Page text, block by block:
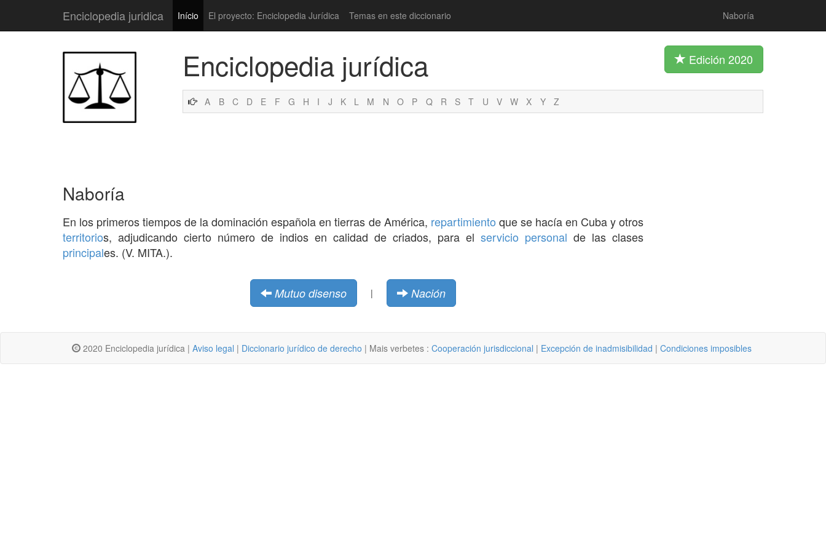
Enciclopedia juridica Início El proyecto: Enciclopedia Jurídica Temas en este diccionario Naboría
Enciclopedia jurídica Edición 2020
A B C D E F G H I J K L M N O P Q R S T U V W X Y Z
Naboría
En los primeros tiempos de la dominación española en tierras de América, repartimiento que se hacía en Cuba y otros
territorios, adjudicando cierto número de indios en calidad de criados, para el servicio personal de las clases
principales. (V. MITA.).
Mutuo disenso | Nación
2020 Enciclopedia jurídica | Aviso legal | Diccionario jurídico de derecho | Mais verbetes : Cooperación jurisdiccional | Excepción de inadmisibilidad | Condiciones imposibles